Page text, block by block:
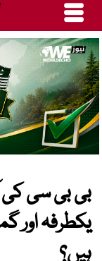
بی بی سی
یکطرفہ اور
ہیں؟